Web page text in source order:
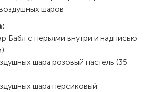
шаров
Бабл с перьями внутри и надписью
шара розовый пастель (35
шара персиковый